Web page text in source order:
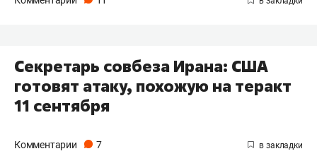
Секретарь совбеза Ирана: США
готовят атаку, похожую на теракт
11 сентября
Комментарии 7